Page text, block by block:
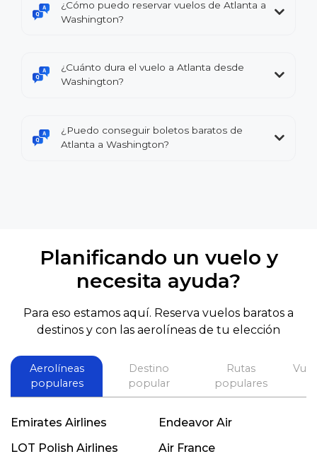
¿Cómo puedo reservar vuelos de Atlanta a
Washington?
¿Cuánto dura el vuelo a Atlanta desde
Washington?
¿Puedo conseguir boletos baratos de
Atlanta a Washington?
Planificando un vuelo y
necesita ayuda?
Para eso estamos aquí. Reserva vuelos baratos a
destinos y con las aerolíneas de tu elección
Aerolíneas
populares
Destino
popular
Rutas
populares
Emirates Airlines
Endeavor Air
LOT Polish Airlines
Air France